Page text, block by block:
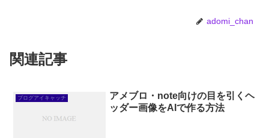
adomi_chan
関連記事
ブログアイキャッチ
アメブロ・note向けの目を引くヘ
ッダー画像をAIで作る方法